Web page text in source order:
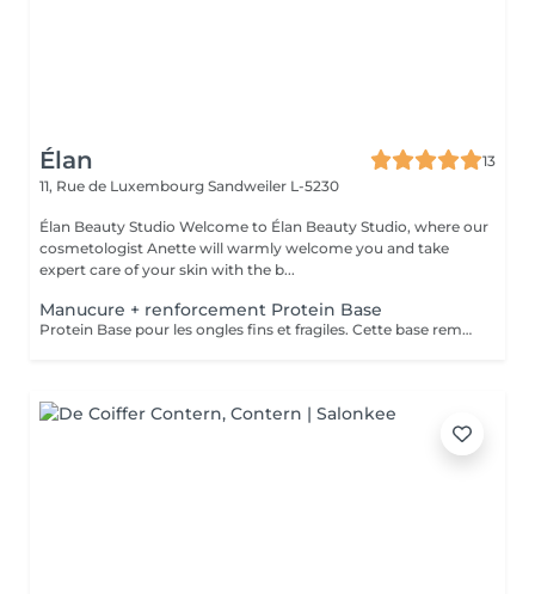
Élan
13
11, Rue de Luxembourg Sandweiler L-5230
Élan Beauty Studio Welcome to Élan Beauty Studio, where our
cosmetologist Anette will warmly welcome you and take
expert care of your skin with the b...
Manucure + renforcement Protein Base
Protein Base pour les ongles fins et fragiles. Cette base remplie de protéines ravivent et renforcent vos ongles. Il protège, renforce et restaure instantanément et au long terme les ongles. Formule douce et soignante qui protège la plaque naturelle de l ongle contre les agressions extérieures et les traumatismes mécaniques.